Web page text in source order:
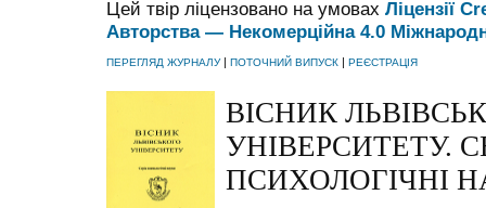
Цей твір ліцензовано на умовах Ліцензії
Авторства — Некомерційна 4.0
ПЕРЕГЛЯД ЖУРНАЛУ| ПОТОЧНИЙ ВИПУСК | РЕЄСТРАЦІЯ
ВІСНИК
УНІВЕРСИТЕТУ.
ПСИХОЛОГІЧНІ